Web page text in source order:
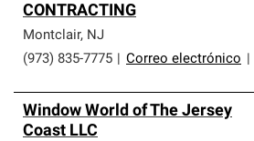
CONTRACTING
Montclair, NJ
(973) 835-7775
Correo electrónico
Window World of The Jersey
Coast LLC